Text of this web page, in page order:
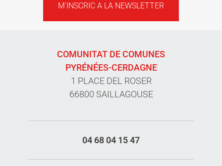
M'INSCRIC A LA NEWSLETTER
COMUNITAT DE COMUNES
PYRÉNÉES-CERDAGNE
1 PLACE DEL ROSER
66800 SAILLAGOUSE
04 68 04 15 47